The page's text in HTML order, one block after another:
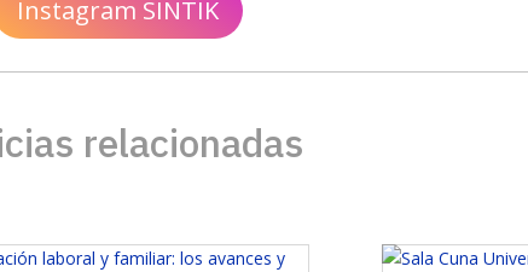
Instagram SINTIK
relacionadas